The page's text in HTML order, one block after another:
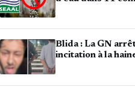
Blida : La GN
incitation à la